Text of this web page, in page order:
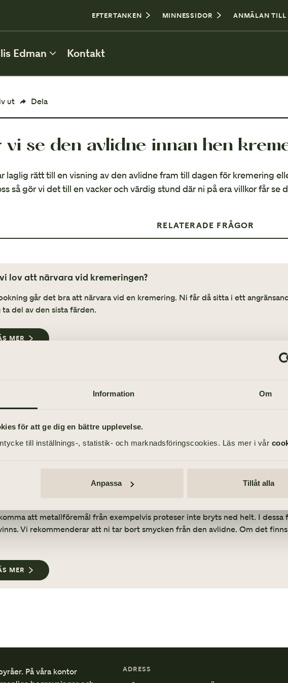
Information Om
för att ge dig en bättre upplevelse.
till inställnings-, statistik- och marknadsföringscookies. Läs mer i vår
Anpassa Tillåt alla
EFTERTANKEN MINNESSIDOR ANMÄLAN TILL
Edman Kontakt
Borgerlig eller religiös begravning
Plats för begravning
Kista och urna
Avvecklingshjälp
ut Dela
vi se den avlidne innan hen
laglig rätt till en visning av den avlidne fram till dagen för kremering
så gör vi det till en vacker och värdig stund där ni på era villkor får se
RELATERADE FRÅGOR
lov att närvara vid kremeringen?
går det bra att närvara vid en kremering. Ni får då sitta i ett
ta del av den sista färden.
MER
brukar kunna ange en dag och ett ungefärligt klockslag för
MER
det bli över rester efter en kremering?
är ytterst sällsynt att något består utöver aska efter en kremering i 1000-
att metallföremål från exempelvis proteser inte bryts ned helt. I dessa
Vi rekommenderar att ni tar bort smycken från den avlidne. Om det
MER
På våra kontor
ADRESS